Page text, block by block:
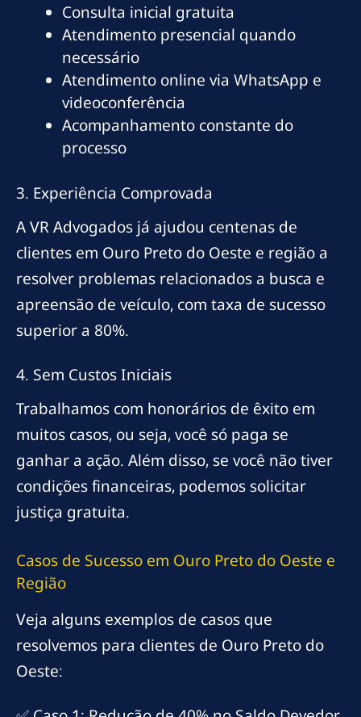
Consulta inicial gratuita
Atendimento presencial quando
necessário
Atendimento online via WhatsApp e
videoconferência
Acompanhamento constante do
processo
3. Experiência Comprovada
A VR Advogados já ajudou centenas de
clientes em Ouro Preto do Oeste e região a
resolver problemas relacionados a busca e
apreensão de veículo, com taxa de sucesso
superior a 80%.
4. Sem Custos Iniciais
Trabalhamos com honorários de êxito em
muitos casos, ou seja, você só paga se
ganhar a ação. Além disso, se você não tiver
condições financeiras, podemos solicitar
justiça gratuita.
Casos de Sucesso em Ouro Preto do Oeste e
Região
Veja alguns exemplos de casos que
resolvemos para clientes de Ouro Preto do
Oeste: